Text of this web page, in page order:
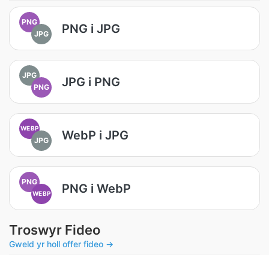
PNG
JPG
PNG i JPG
JPG
PNG
JPG i PNG
WEBP
JPG WebP i JPG
PNG
WEBP PNG i WebP
Troswyr Fideo
Gweld yr holl offer fideo →